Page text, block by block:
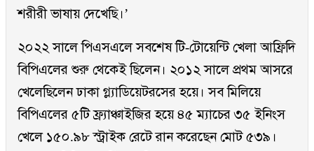
শরীরী ভাষায় দেখেছি।’
২০২২ সালে পিএসএলে সবশেষ টি-টোয়েন্টি খেলা আফ্রিদি
বিপিএলের শুরু থেকেই ছিলেন। ২০১২ সালে প্রথম আসরে
খেলেছিলেন ঢাকা গ্ল্যাডিয়েটরসের হয়ে। সব মিলিয়ে
বিপিএলের ৫টি ফ্র্যাঞ্চাইজির হয়ে ৪৫ ম্যাচের ৩৫ ইনিংস
খেলে ১৫০.৯৮ স্ট্রাইক রেটে রান করেছেন মোট ৫৩৯।